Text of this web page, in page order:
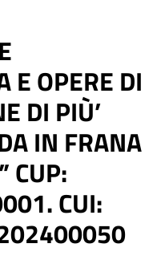
E OPERE DI
DI PIÙ’
IN FRANA
CUP:
CUI: